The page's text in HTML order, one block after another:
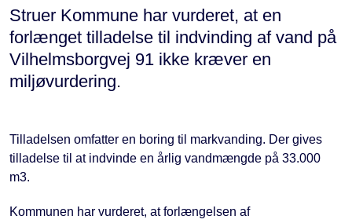
Struer Kommune har vurderet, at en
forlænget tilladelse til indvinding af vand på
Vilhelmsborgvej 91 ikke kræver en
miljøvurdering.
Tilladelsen omfatter en boring til markvanding. Der gives
tilladelse til at indvinde en årlig vandmængde på 33.000
m3.
Kommunen har vurderet, at forlængelsen af